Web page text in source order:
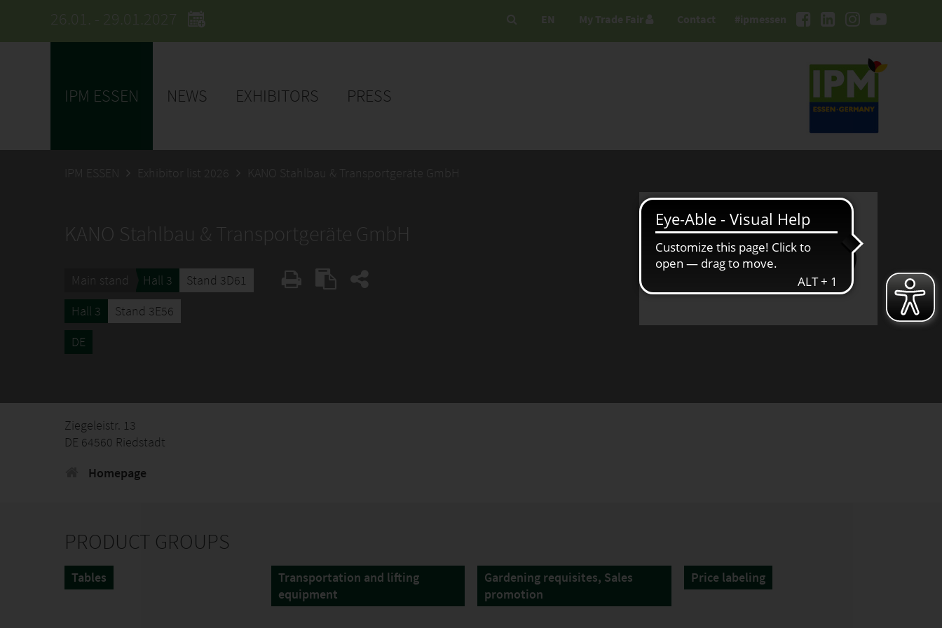
26.01. - 29.01.2027 #ipmessen
EN My Trade Fair Contact
IPM ESSEN NEWS EXHIBITORS PRESS
IPM ESSEN Exhibitor list 2026 KANO Stahlbau & Transportgeräte GmbH
KANO Stahlbau & Transportgeräte GmbH
Main stand Hall 3
Stand 3D61
Hall 3
Stand 3E56
DE
Ziegeleistr. 13
DE 64560 Riedstadt
Homepage
PRODUCT GROUPS
Tables
Transportation and lifting
equipment
Gardening requisites, Sales
promotion
Price labeling